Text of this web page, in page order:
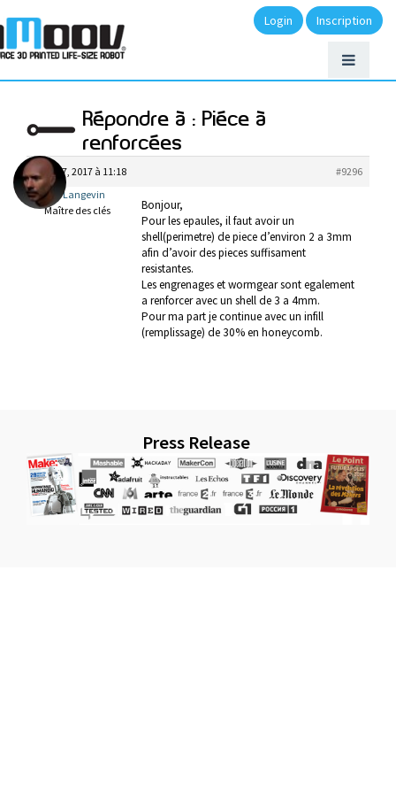
Login Inscription
Répondre à : Piéce à
renforcées
août 17, 2017 à 11:18
#9296
Gael Langevin
Maître des clés
Bonjour,
Pour les epaules, il faut avoir un
shell(perimetre) de piece d’environ 2 a 3mm
afin d’avoir des pieces suffisament
resistantes.
Les engrenages et wormgear sont egalement
a renforcer avec un shell de 3 a 4mm.
Pour ma part je continue avec un infill
(remplissage) de 30% en honeycomb.
Press Release